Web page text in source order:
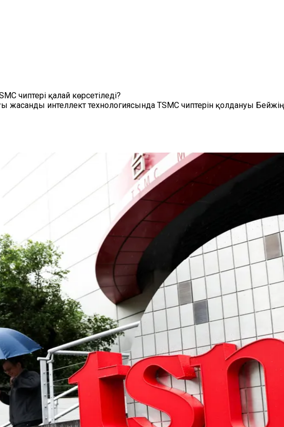
чиптері қалай көрсетіледі?
жасанды интеллект технологиясында TSMC чиптерін қолдануы